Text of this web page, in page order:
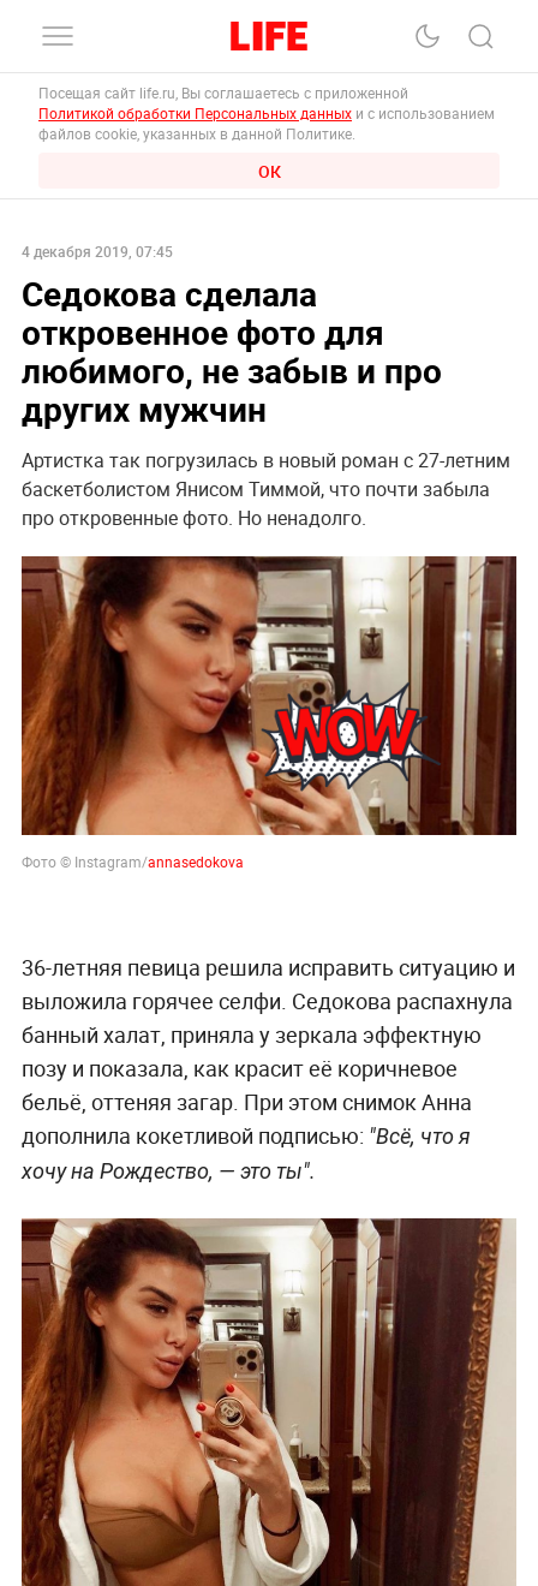
Посещая сайт life.ru, Вы соглашаетесь с приложенной
Политикой обработки Персональных данных и с использованием
файлов cookie, указанных в данной Политике.
ОК
4 декабря 2019, 07:45
Седокова сделала
откровенное фото для
любимого, не забыв и про
других мужчин
Артистка так погрузилась в новый роман с 27-летним
баскетболистом Янисом Тиммой, что почти забыла
про откровенные фото. Но ненадолго.
Фото © Instagram/annasedokova
36-летняя певица решила исправить ситуацию и
выложила горячее селфи. Седокова распахнула
банный халат, приняла у зеркала эффектную
позу и показала, как красит её коричневое
бельё, оттеняя загар. При этом снимок Анна
дополнила кокетливой подписью: "Всё, что я
хочу на Рождество, — это ты".